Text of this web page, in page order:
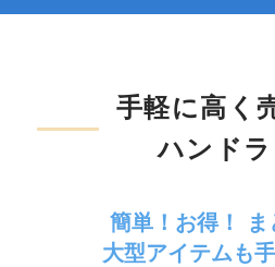
手軽に高く
ハンド
簡単！お得！ ま
大型アイテムも